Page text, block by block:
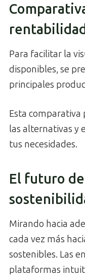
Para facilitar la
disponibles, se
principales
Esta
las alternativas y
tus necesidades.
El futuro
Mirando hacia
cada vez más
sostenibles. Las
plataformas